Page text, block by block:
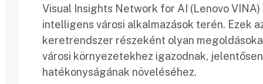
Visual Insights Network for AI (Lenovo
intelligens városi alkalmazások terén. Ezek
keretrendszer részeként olyan
városi környezetekhez igazodnak,
hatékonyságának növeléséhez.